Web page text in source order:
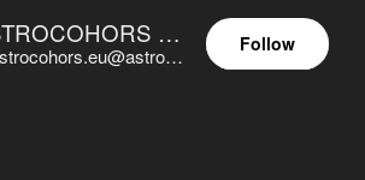
ASTROCOHORS EUNOIA ULTIMA
@astrocohors.eu@astrocohors.eu
Follow